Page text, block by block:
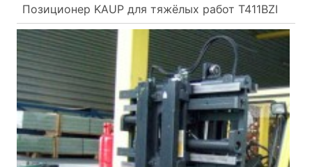
Позиционер KAUP для тяжёлых работ T411BZI